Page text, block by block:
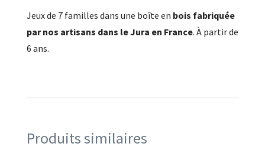
Jeux de 7 familles dans une boîte en bois fabriquée
par nos artisans dans le Jura en France. À partir de
6 ans.
Produits similaires